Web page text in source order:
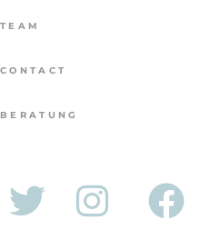
TEAM
CONTACT
BERATUNG